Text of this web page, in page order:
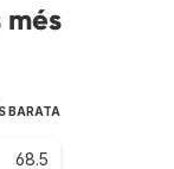
BARATA
68.5